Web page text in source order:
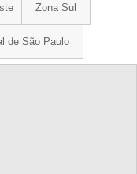
Zona Sul
de São Paulo